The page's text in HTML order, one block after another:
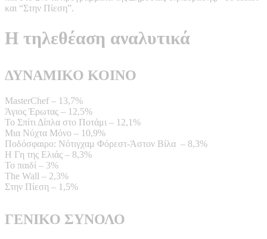
και “Στην Πίεση”.
Η τηλεθέαση αναλυτικά
ΔΥΝΑΜΙΚΟ ΚΟΙΝΟ
MasterChef – 13,7%
Άγιος Έρωτας – 12,5%
Το Σπίτι Δίπλα στο Ποτάμι – 12,1%
Μια Νύχτα Μόνο – 10,9%
Ποδόσφαιρο: Νότιγχαμ Φόρεστ-Άστον Βίλα – 8,3%
Η Γη της Ελιάς – 8,3%
Το παιδί – 3%
The Wall – 2,3%
Στην Πίεση – 1,5%
ΓΕΝΙΚΟ ΣΥΝΟΛΟ